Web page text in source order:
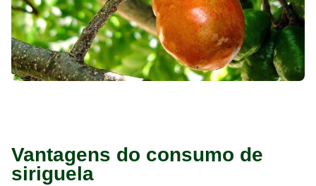
Vantagens do consumo de
siriguela